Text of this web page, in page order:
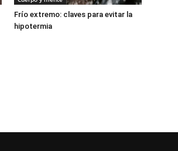
Frío extremo: claves para evitar la
hipotermia